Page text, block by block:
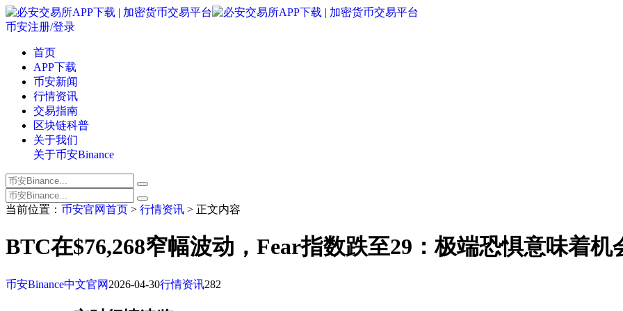
币安注册/登录
首页
APP下载
币安新闻
行情资讯
交易指南
区块链科普
关于我们
关于币安Binance
当前位置： 币安官网首页 > 行情资讯 > 正文内容
BTC在$76,268窄幅波动，Fear指数跌至29：极端恐惧意味着机
币安Binance中文官网 2026-04-30行情资讯282